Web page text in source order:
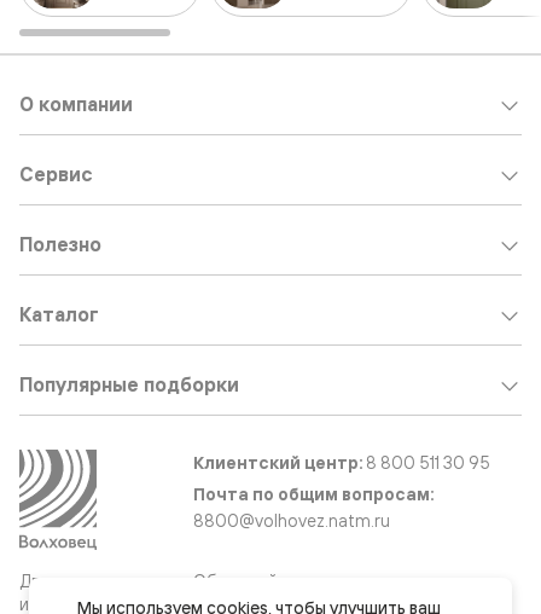
Двери
и интерьерные
О компании
Сервис
Полезно
Каталог
Популярные подборки
Клиентский центр: 8 800 511 30 95
Почта по общим вопросам:
8800@volhovez.natm.ru
Обратный звонок
Мы используем cookies, чтобы улучшить ваш